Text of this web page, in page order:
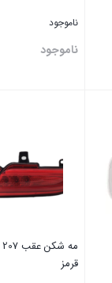
ناموجود
ناموجود
قرمز